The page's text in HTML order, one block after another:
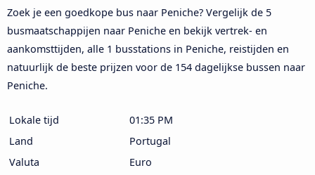
Zoek je een goedkope bus naar Peniche? Vergelijk de 5
busmaatschappijen naar Peniche en bekijk vertrek- en
aankomsttijden, alle 1 busstations in Peniche, reistijden en
natuurlijk de beste prijzen voor de 154 dagelijkse bussen naar
Peniche.
Lokale tijd
01:35 PM
Land
Portugal
Valuta
Euro